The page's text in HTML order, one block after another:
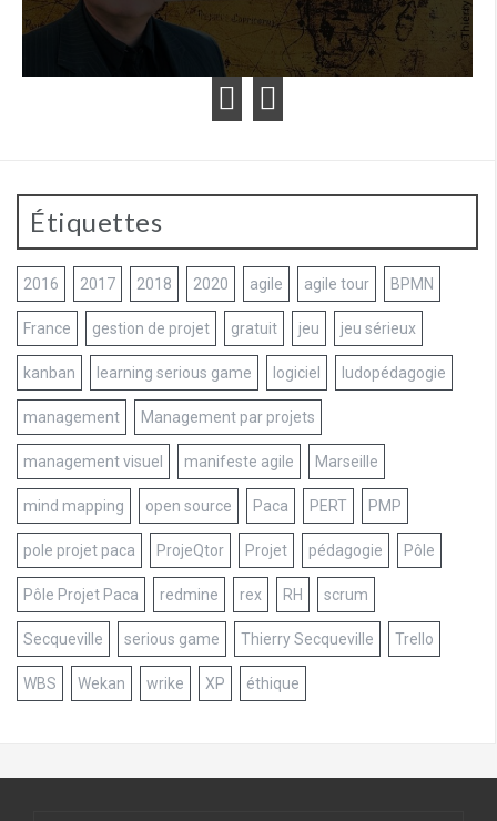
Étiquettes
2016 2017 2018 2020 agile agile tour BPMN
France gestion de projet gratuit jeu jeu sérieux
kanban learning serious game logiciel ludopédagogie
management Management par projets
management visuel manifeste agile Marseille
mind mapping open source Paca PERT PMP
pole projet paca ProjeQtor Projet pédagogie Pôle
Pôle Projet Paca redmine rex RH scrum
Secqueville serious game Thierry Secqueville Trello
WBS Wekan wrike XP éthique